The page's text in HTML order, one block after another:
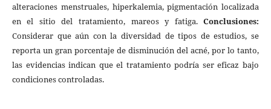
alteraciones menstruales, hiperkalemia, pigmentación localizada
en el sitio del tratamiento, mareos y fatiga.Conclusiones:
Considerar que aún con la diversidad de tipos de estudios, se
reporta un gran porcentaje de disminución del acné, por lo tanto,
las evidencias indican que el tratamiento podría ser eficaz bajo
condiciones controladas.